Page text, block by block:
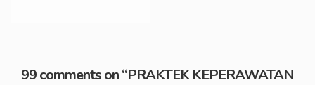
99 comments on “PRAKTEK KEPERAWATAN